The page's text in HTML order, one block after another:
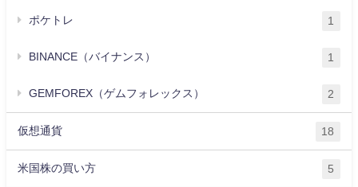
ポケトレ 1
BINANCE（バイナンス） 1
GEMFOREX（ゲムフォレックス） 2
仮想通貨 18
米国株の買い方 5